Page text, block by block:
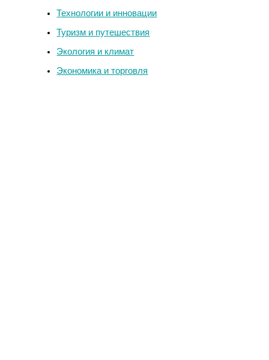
Технологии и инновации
Туризм и путешествия
Экология и климат
Экономика и торговля